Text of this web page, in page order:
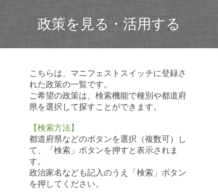
政策を見る・活用する
こちらは、マニフェストスイッチに登録さ
れた政策の一覧です。
ご希望の政策は、検索機能で種別や都道府
県を選択して探すことができます。
【検索方法】
都道府県などのボタンを選択（複数可）し
て、「検索」ボタンを押すと表示されま
す。
政治家名なども記入のうえ「検索」ボタン
を押してください。